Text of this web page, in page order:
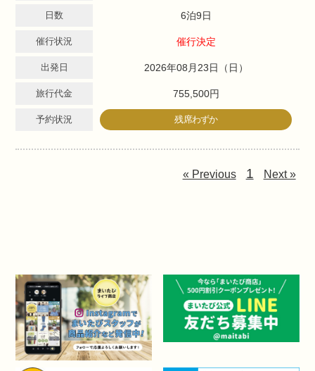
日数 6泊9日
催行状況 催行決定
出発日 2026年08月23日（日）
旅行代金 755,500円
予約状況 残席わずか
« Previous 1 Next »